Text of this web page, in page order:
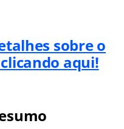
sobre o
clicando aqui!